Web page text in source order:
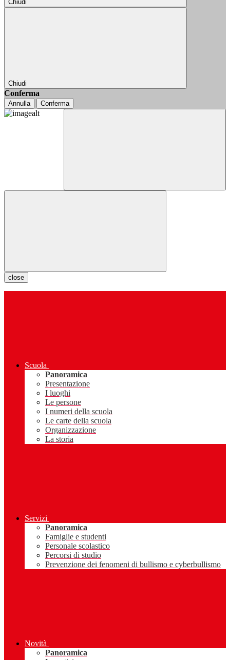
Chiudi
Chiudi
Conferma
Annulla Conferma
close
Scuola
Panoramica
Presentazione
I luoghi
Le persone
I numeri della scuola
Le carte della scuola
Organizzazione
La storia
Servizi
Panoramica
Famiglie e studenti
Personale scolastico
Percorsi di studio
Prevenzione dei fenomeni di bullismo e cyberbullismo
Novità
Panoramica